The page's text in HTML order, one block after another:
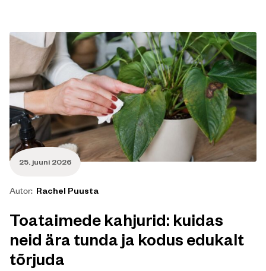
25. juuni 2026
Autor: Rachel Puusta
Toataimede kahjurid: kuidas
neid ära tunda ja kodus edukalt
tõrjuda